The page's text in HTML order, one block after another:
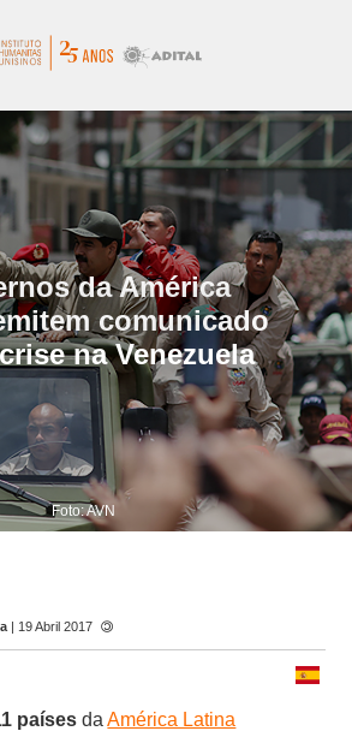
da América
comunicado
na Venezuela
Foto: AVN
| 19 Abril 2017
países daAmérica Latina